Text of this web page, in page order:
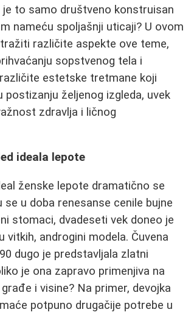
je to samo društveno konstruisan
nameću spoljašnji uticaji? U ovom
različite aspekte ove teme,
sopstvenog tela i
estetske tretmane koji
postizanju željenog izgleda, uvek
zdravlja i ličnog
ideala lepote
ženske lepote dramatično se
se u doba renesanse cenile bujne
stomaci, dvadeseti vek doneo je
vitkih, androgini modela. Čuvena
dugo je predstavljala zlatni
je ona zapravo primenjiva na
i visine? Na primer, devojka
potpuno drugačije potrebe u